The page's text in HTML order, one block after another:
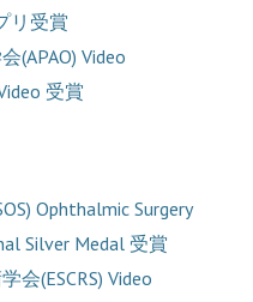
リ受賞
(APAO) Video
受賞
Ophthalmic Surgery
Silver Medal 受賞
会(ESCRS) Video